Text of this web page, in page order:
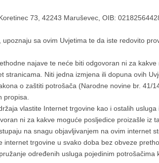
73, 42243 Maruševec, OIB:
sa ovim Uvjetima te da iste redovito
najave te neće biti odgovoran ni za
Niti jedna izmjena ili dopuna ovih
o zaštiti potrošača (Narodne novine br. 41/
propisa.
vlastite Internet trgovine kao i ostalih
ni za kakve moguće posljedice proizašle iz
na snagu objavljivanjem na ovim internet
trgovine u svako doba bez obveze
određenih usluga pojedinim potrošačima